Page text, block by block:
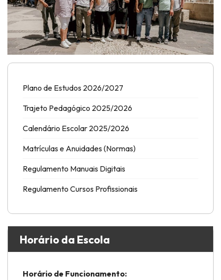
Plano de Estudos 2026/2027
Trajeto Pedagógico 2025/2026
Calendário Escolar 2025/2026
Matrículas e Anuidades (Normas)
Regulamento Manuais Digitais
Regulamento Cursos Profissionais
Horário da Escola
Horário de Funcionamento: